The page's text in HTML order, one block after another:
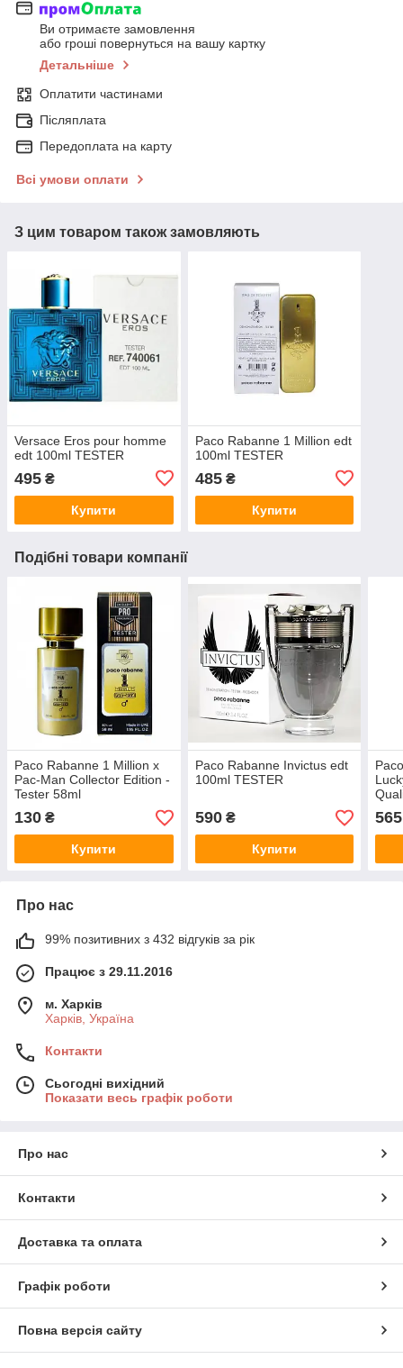
Ви отримаєте замовлення
або гроші повернуться на вашу картку
Детальніше
Оплатити частинами
Післяплата
Передоплата на карту
Всі умови оплати
З цим товаром також замовляють
Versace Eros pour homme
edt 100ml TESTER
495 ₴
Купити
Paco Rabanne 1 Million edt
100ml TESTER
485₴
Купити
Подібні товари компанії
Paco Rabanne 1 Million x
Pac-Man Collector Edition -
Tester 58ml
130 ₴
Купити
Paco Rabanne Invictus edt
100ml TESTER
590₴
Купити
565
Про нас
99% позитивних з 432 відгуків за рік
Працює з 29.11.2016
м. Харків
Харків, Україна
Контакти
Сьогодні вихідний
Показати весь графік роботи
Про нас
Контакти
Доставка та оплата
Графік роботи
Повна версія сайту